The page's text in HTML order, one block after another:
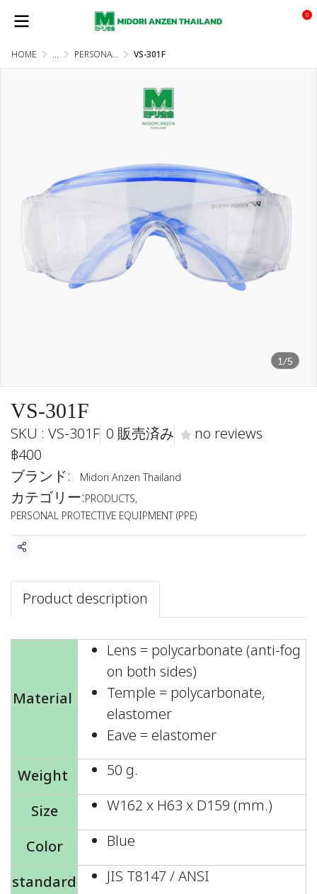
0
HOME ... PERSONAL PROTECTIVE EQUIPMENT (PPE) VS-301F
1/5
VS-301F
SKU : VS-301F 0 販売済み
no reviews
฿400
ブランド:
Midori Anzen Thailand
カテゴリー:PRODUCTS,
PERSONAL PROTECTIVE EQUIPMENT (PPE)
共有
Product description
Material
Lens = polycarbonate (anti-fog
on both sides)
Temple = polycarbonate,
elastomer
Eave = elastomer
Weight
50 g.
Size
W162 x H63 x D159 (mm.)
Color
Blue
standard
JIS T8147 / ANSI